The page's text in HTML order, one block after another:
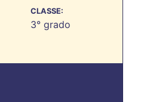
CLASSE:
3° grado